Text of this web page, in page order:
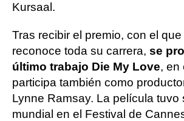
Kursaal.
Tras recibir el premio, con el que
reconoce toda su carrera, se
último trabajo Die My Love, en
participa también como
Lynne Ramsay. La película tuvo
mundial en el Festival de